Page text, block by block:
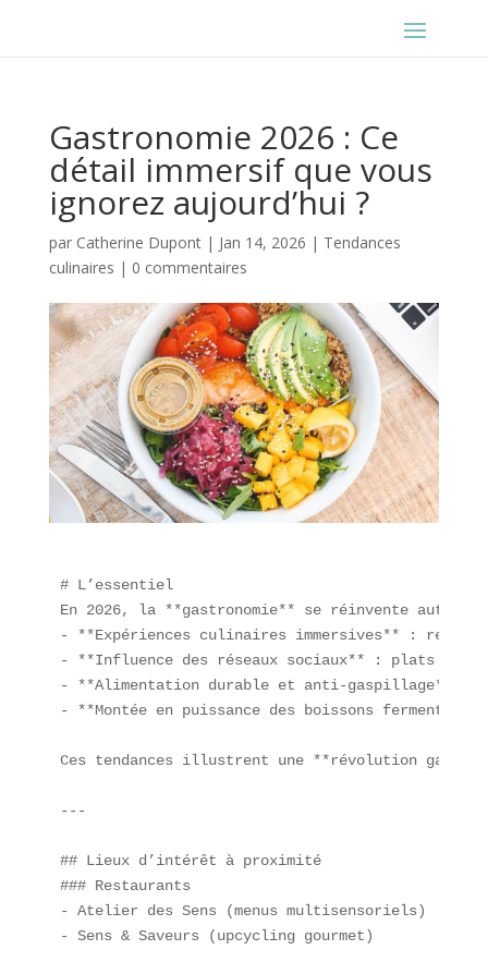
Gastronomie 2026 : Ce
détail immersif que vous
ignorez aujourd’hui ?
par Catherine Dupont| Jan 14, 2026 | Tendances
culinaires | 0 commentaires
# L’essentiel
En 2026, la **gastronomie** se réinvente autour
- **Expériences culinaires immersives** :
- **Influence des réseaux sociaux** : plats «
- **Alimentation durable et anti-gaspillage** :
- **Montée en puissance des boissons
Ces tendances illustrent une **révolution
---
## Lieux d’intérêt à proximité
### Restaurants
- Atelier des Sens (menus multisensoriels)
- Sens & Saveurs (upcycling gourmet)